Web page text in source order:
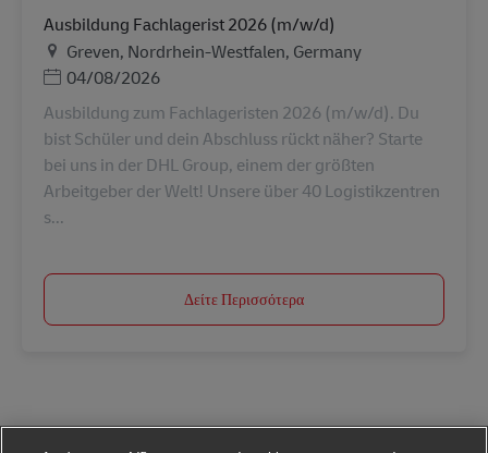
Ausbildung Fachlagerist 2026 (m/w/d)
Τοποθεσία
Greven, Nordrhein-Westfalen, Germany
Ημερομηνία Ανάρτησης
04/08/2026
Ausbildung zum Fachlageristen 2026 (m/w/d). Du
bist Schüler und dein Abschluss rückt näher? Starte
bei uns in der DHL Group, einem der größten
Arbeitgeber der Welt! Unsere über 40 Logistikzentren
s...
Δείτε Περισσότερα